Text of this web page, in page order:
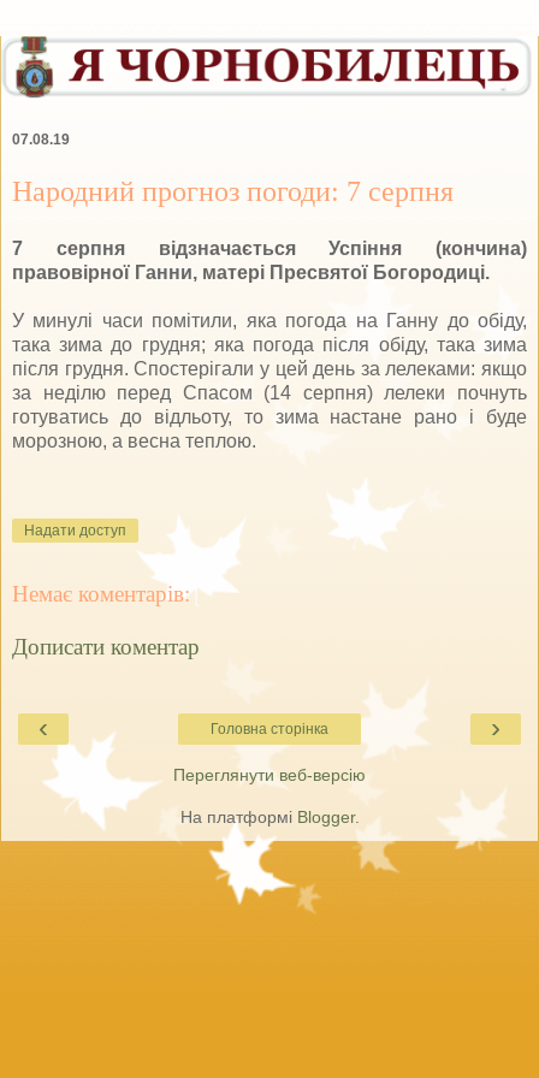
07.08.19
Народний прогноз погоди: 7 серпня
7 серпня відзначається Успіння (кончина)
правовірної Ганни, матері Пресвятої Богородиці.
У минулі часи помітили, яка погода на Ганну до обіду,
така зима до грудня; яка погода після обіду, така зима
після грудня. Спостерігали у цей день за лелеками: якщо
за неділю перед Спасом (14 серпня) лелеки почнуть
готуватись до відльоту, то зима настане рано і буде
морозною, а весна теплою.
Надати доступ
Немає коментарів:
Дописати коментар
‹ ›
Головна сторінка
Переглянути веб-версію
На платформі Blogger.